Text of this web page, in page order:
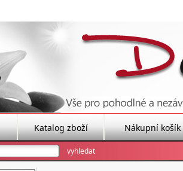
Katalog zboží Nákupní košík